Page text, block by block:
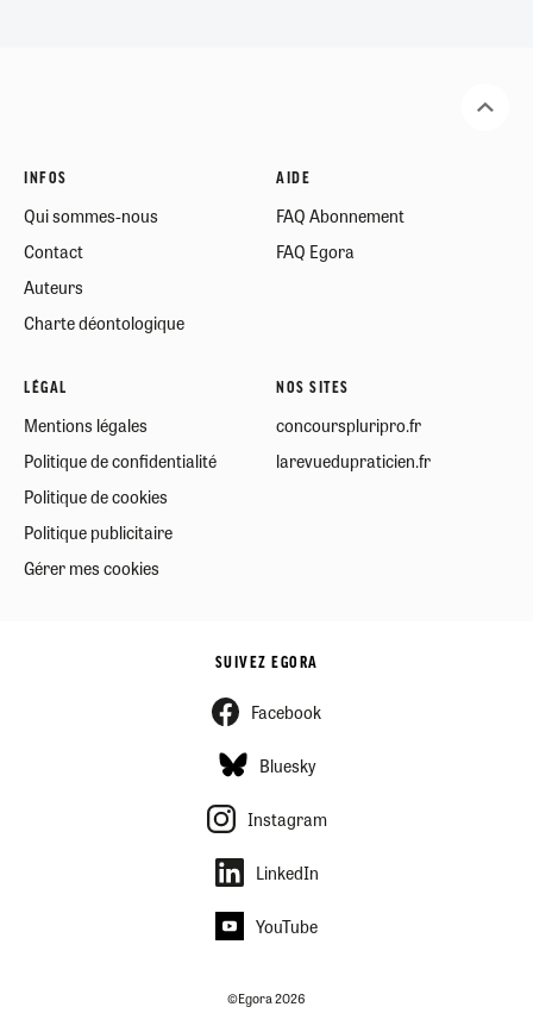
INFOS
Qui sommes-nous
Contact
Auteurs
Charte déontologique
AIDE
FAQ Abonnement
FAQ Egora
LÉGAL
Mentions légales
Politique de confidentialité
Politique de cookies
Politique publicitaire
Gérer mes cookies
NOS SITES
concourspluripro.fr
larevuedupraticien.fr
SUIVEZ EGORA
Facebook
Bluesky
Instagram
LinkedIn
YouTube
©Egora 2026